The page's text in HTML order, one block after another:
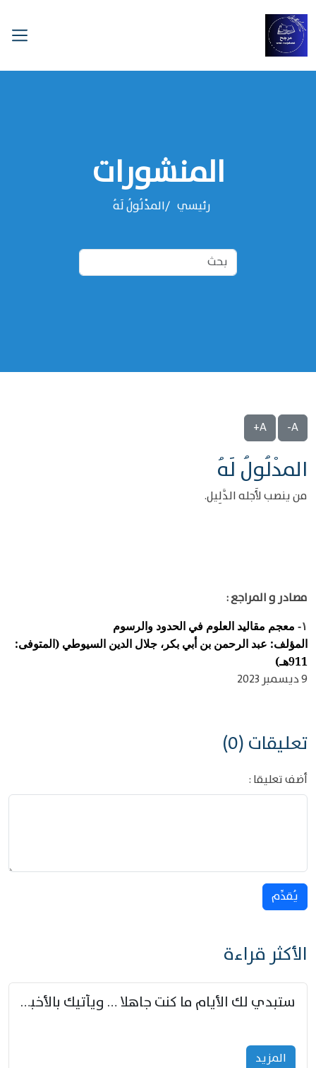
المنشورات
رئيسي المدْلُولُ لَهُ
A-
A+
المدْلُولُ لَهُ
من ينصب لأَجله الدَّلِيل.
مصادر و المراجع :
١-
معجم مقاليد العلوم في الحدود والرسوم
المؤلف: عبد الرحمن بن أبي بكر، جلال الدين السيوطي (المتوفى:
911هـ)
9 ديسمبر 2023
تعليقات (0)
أضف تعليقا :
يُقدِّم
الأكثر قراءة
ستبدي لك الأيام ما كنت جاهلا … ويأتيك بالأخبار من لم تزوّد
المزید